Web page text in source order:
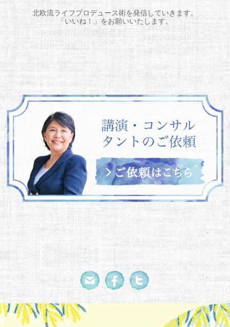
北欧流ライフプロデュース術を発信していきます。
「いいね！」をお願いいたします。